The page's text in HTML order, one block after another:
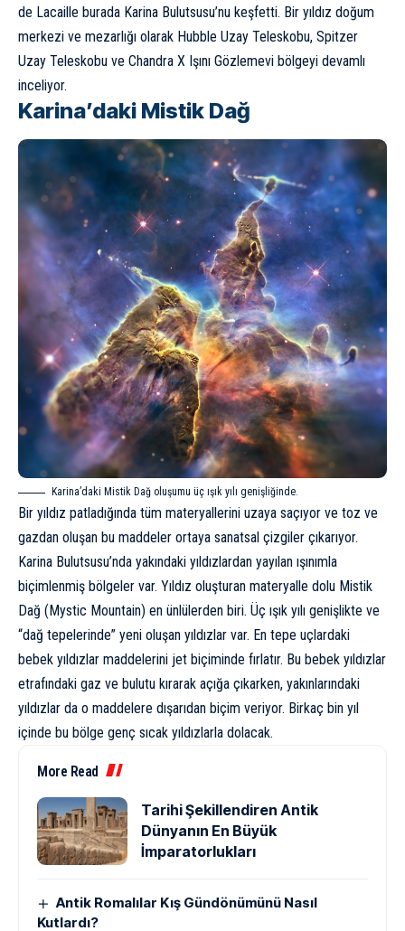
de Lacaille burada Karina Bulutsusu’nu keşfetti. Bir yıldız doğum
merkezi ve mezarlığı olarak Hubble Uzay Teleskobu, Spitzer
Uzay Teleskobu ve Chandra X Işını Gözlemevi bölgeyi devamlı
inceliyor.
Karina’daki Mistik Dağ
Karina’daki Mistik Dağ oluşumu üç ışık yılı genişliğinde.
Bir yıldız patladığında tüm materyallerini uzaya saçıyor ve toz ve
gazdan oluşan bu maddeler ortaya sanatsal çizgiler çıkarıyor.
Karina Bulutsusu’nda yakındaki yıldızlardan yayılan ışınımla
biçimlenmiş bölgeler var. Yıldız oluşturan materyalle dolu Mistik
Dağ (Mystic Mountain) en ünlülerden biri. Üç ışık yılı genişlikte ve
“dağ tepelerinde” yeni oluşan yıldızlar var. En tepe uçlardaki
bebek yıldızlar maddelerini jet biçiminde fırlatır. Bu bebek yıldızlar
etrafındaki gaz ve bulutu kırarak açığa çıkarken, yakınlarındaki
yıldızlar da o maddelere dışarıdan biçim veriyor. Birkaç bin yıl
içinde bu bölge genç sıcak yıldızlarla dolacak.
More Read
Tarihi Şekillendiren Antik
Dünyanın En Büyük
İmparatorlukları
Antik Romalılar Kış Gündönümünü Nasıl
Kutlardı?